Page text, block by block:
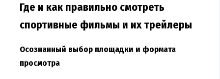
Где и как правильно смотреть
спортивные фильмы и их трейлеры
Осознанный выбор площадки и формата
просмотра